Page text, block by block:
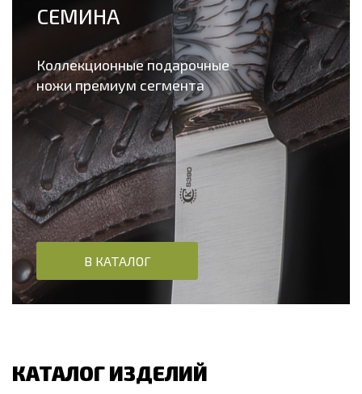
СЕМИНА
Коллекционные подарочные
ножи премиум сегмента
В КАТАЛОГ
КАТАЛОГ ИЗДЕЛИЙ